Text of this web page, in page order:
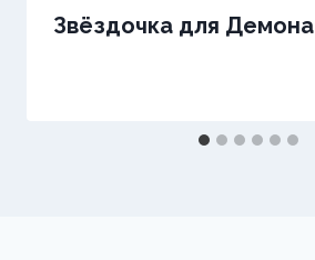
Звёздочка для Демона